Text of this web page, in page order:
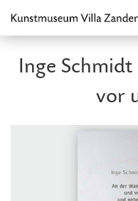
Inge
vor